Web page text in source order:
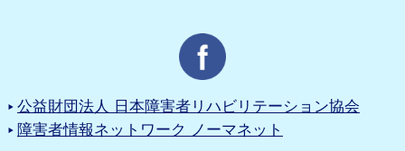
公益財団法人 日本障害者リハビリテーション協会
障害者情報ネットワーク ノーマネット